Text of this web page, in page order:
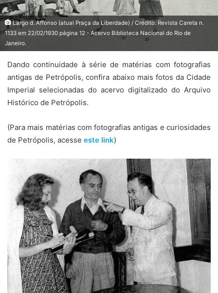
Largo d. Affonso (atual Praça da Liberdade) / Crédito: Revista Careta n.
1133 em 22/02/1930 página 12 - Acervo Biblioteca Nacional do Rio de
Janeiro.
Dando continuidade à série de matérias com fotografias
antigas de Petrópolis, confira abaixo mais fotos da Cidade
Imperial selecionadas do acervo digitalizado do Arquivo
Histórico de Petrópolis.
(Para mais matérias com fotografias antigas e curiosidades
de Petrópolis, acesse este link)